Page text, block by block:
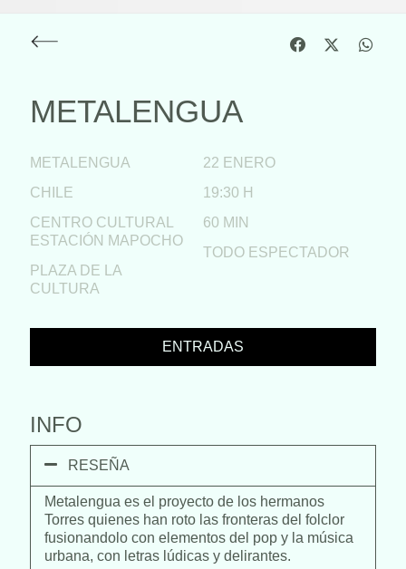
METALENGUA
METALENGUA
CHILE
CENTRO CULTURAL
ESTACIÓN MAPOCHO
PLAZA DE LA
CULTURA
22 ENERO
19:30 H
60 MIN
TODO ESPECTADOR
ENTRADAS
INFO
RESEÑA
Metalengua es el proyecto de los hermanos
Torres quienes han roto las fronteras del folclor
fusionandolo con elementos del pop y la música
urbana, con letras lúdicas y delirantes.